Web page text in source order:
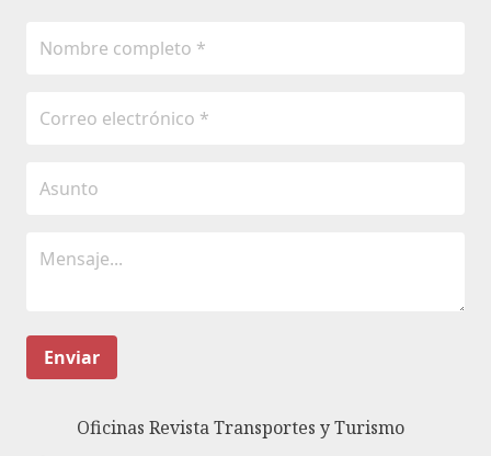
Enviar
Oficinas Revista Transportes y Turismo